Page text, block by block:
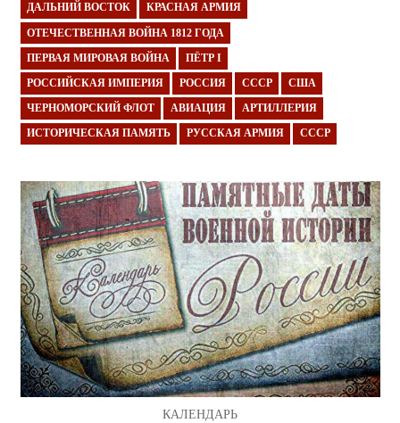
ДАЛЬНИЙ ВОСТОК КРАСНАЯ АРМИЯ
ОТЕЧЕСТВЕННАЯ ВОЙНА 1812 ГОДА
ПЕРВАЯ МИРОВАЯ ВОЙНА ПЁТР I
РОССИЙСКАЯ ИМПЕРИЯ РОССИЯ СССР США
ЧЕРНОМОРСКИЙ ФЛОТ АВИАЦИЯ АРТИЛЛЕРИЯ
ИСТОРИЧЕСКАЯ ПАМЯТЬ РУССКАЯ АРМИЯ СССР
КАЛЕНДАРЬ